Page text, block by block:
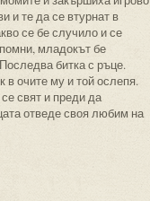
и те да се втурнат в
се бе случило и се
младокът бе
битка с ръце.
очите му и той ослепя.
свят и преди да
отведе своя любим на